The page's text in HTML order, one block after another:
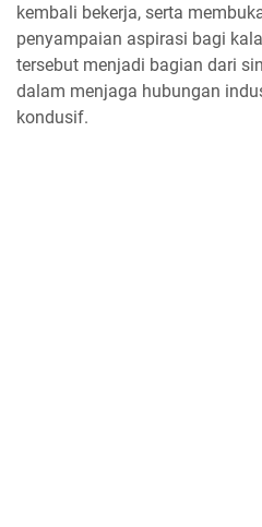
kembali bekerja, serta
penyampaian aspirasi bagi
tersebut menjadi bagian dari
dalam menjaga hubungan
kondusif.